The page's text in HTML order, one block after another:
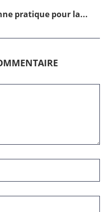
pratique pour la...